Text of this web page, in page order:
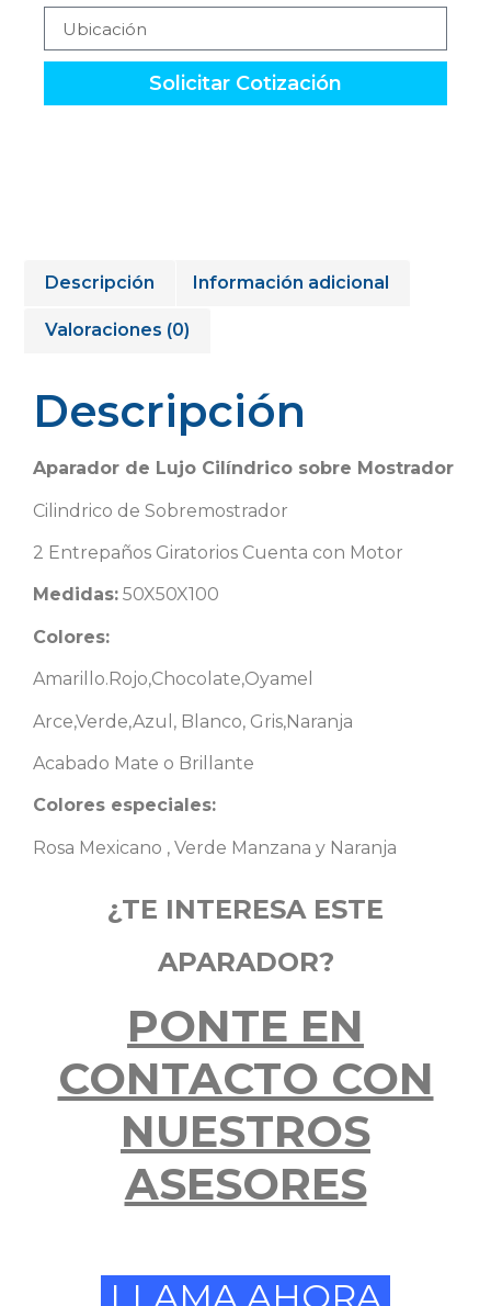
Solicitar Cotización
Descripción Información adicional
Valoraciones (0)
Descripción
Aparador de Lujo Cilíndrico sobre Mostrador
Cilindrico de Sobremostrador
2 Entrepaños Giratorios Cuenta con Motor
Medidas: 50X50X100
Colores:
Amarillo.Rojo,Chocolate,Oyamel
Arce,Verde,Azul, Blanco, Gris,Naranja
Acabado Mate o Brillante
Colores especiales:
Rosa Mexicano , Verde Manzana y Naranja
¿TE INTERESA ESTE
APARADOR?
PONTE EN
CONTACTO CON
NUESTROS
ASESORES
LLAMA AHORA